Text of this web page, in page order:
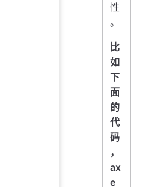
性
。
比
如
下
面
的
代
码
，
ax
e